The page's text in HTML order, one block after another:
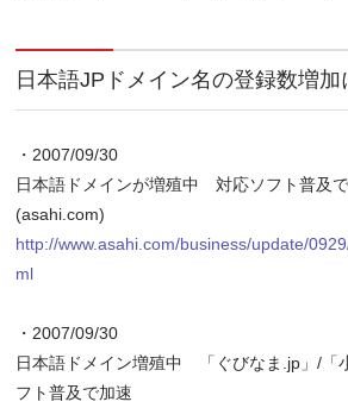
日本語JPドメイン名の登録数増加
・2007/09/30
日本語ドメインが増殖中 対応ソフト普及
(asahi.com)
http://www.asahi.com/business/update/
ml
・2007/09/30
日本語ドメイン増殖中 「ぐびなま.jp」/
フト普及で加速